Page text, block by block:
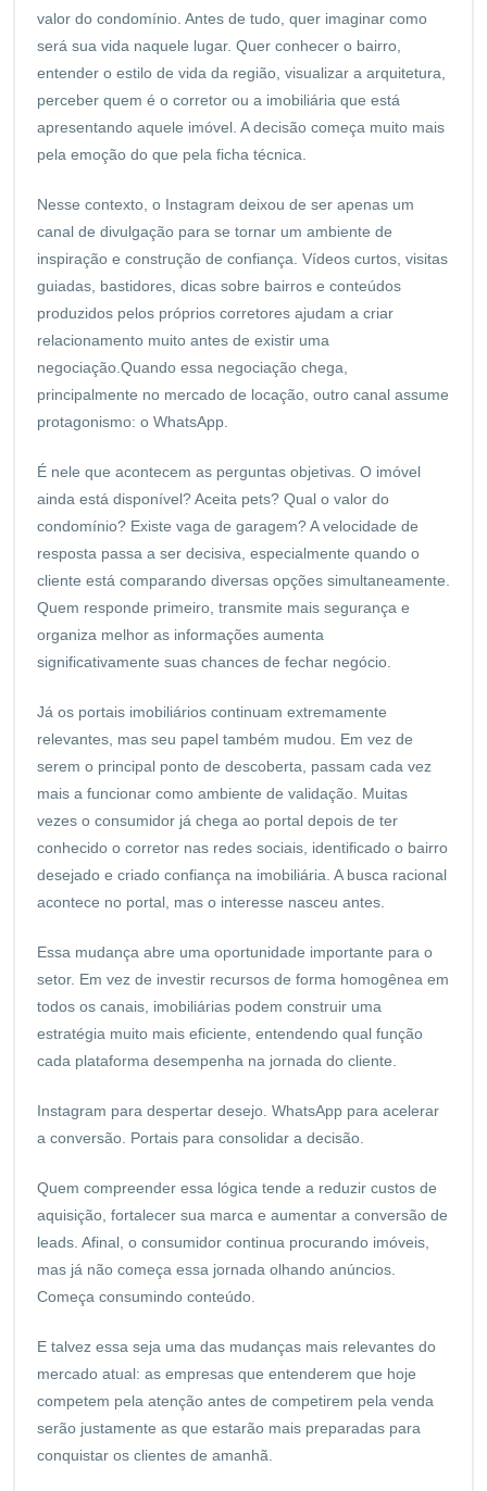
valor do condomínio. Antes de tudo, quer imaginar como
será sua vida naquele lugar. Quer conhecer o bairro,
entender o estilo de vida da região, visualizar a arquitetura,
perceber quem é o corretor ou a imobiliária que está
apresentando aquele imóvel. A decisão começa muito mais
pela emoção do que pela ficha técnica.
Nesse contexto, o Instagram deixou de ser apenas um
canal de divulgação para se tornar um ambiente de
inspiração e construção de confiança. Vídeos curtos, visitas
guiadas, bastidores, dicas sobre bairros e conteúdos
produzidos pelos próprios corretores ajudam a criar
relacionamento muito antes de existir uma
negociação.Quando essa negociação chega,
principalmente no mercado de locação, outro canal assume
protagonismo: o WhatsApp.
É nele que acontecem as perguntas objetivas. O imóvel
ainda está disponível? Aceita pets? Qual o valor do
condomínio? Existe vaga de garagem? A velocidade de
resposta passa a ser decisiva, especialmente quando o
cliente está comparando diversas opções simultaneamente.
Quem responde primeiro, transmite mais segurança e
organiza melhor as informações aumenta
significativamente suas chances de fechar negócio.
Já os portais imobiliários continuam extremamente
relevantes, mas seu papel também mudou. Em vez de
serem o principal ponto de descoberta, passam cada vez
mais a funcionar como ambiente de validação. Muitas
vezes o consumidor já chega ao portal depois de ter
conhecido o corretor nas redes sociais, identificado o bairro
desejado e criado confiança na imobiliária. A busca racional
acontece no portal, mas o interesse nasceu antes.
Essa mudança abre uma oportunidade importante para o
setor. Em vez de investir recursos de forma homogênea em
todos os canais, imobiliárias podem construir uma
estratégia muito mais eficiente, entendendo qual função
cada plataforma desempenha na jornada do cliente.
Instagram para despertar desejo. WhatsApp para acelerar
a conversão. Portais para consolidar a decisão.
Quem compreender essa lógica tende a reduzir custos de
aquisição, fortalecer sua marca e aumentar a conversão de
leads. Afinal, o consumidor continua procurando imóveis,
mas já não começa essa jornada olhando anúncios.
Começa consumindo conteúdo.
E talvez essa seja uma das mudanças mais relevantes do
mercado atual: as empresas que entenderem que hoje
competem pela atenção antes de competirem pela venda
serão justamente as que estarão mais preparadas para
conquistar os clientes de amanhã.